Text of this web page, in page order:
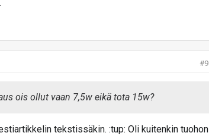
#9
ois ollut vaan 7,5w eikä tota 15w?
tekstissäkin. :tup: Oli kuitenkin tuohon